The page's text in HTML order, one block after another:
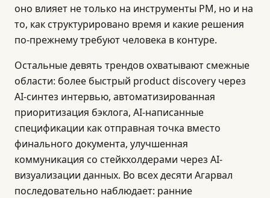
оно влияет не только на инструменты PM, но и на
то, как структурировано время и какие решения
по-прежнему требуют человека в контуре.
Остальные девять трендов охватывают смежные
области: более быстрый product discovery через
AI-синтез интервью, автоматизированная
приоритизация бэклога, AI-написанные
спецификации как отправная точка вместо
финального документа, улучшенная
коммуникация со стейкхолдерами через AI-
визуализации данных. Во всех десяти Агарвал
последовательно наблюдает: ранние